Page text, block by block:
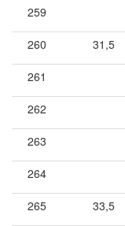
259
260 31,5
261
262
263
264
265 33,5